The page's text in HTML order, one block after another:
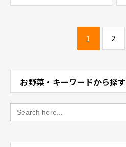
1 2
お野菜・キーワードから探す
Search
for: